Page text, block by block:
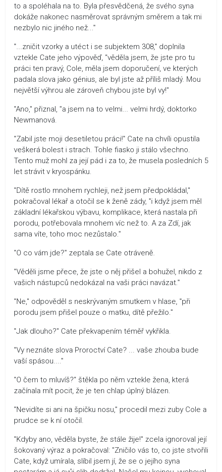
to a spoléhala na to. Byla přesvědčená, že svého syna
dokáže nakonec nasměrovat správným směrem a tak mi
nezbylo nic jiného než..."
"...zničit vzorky a utéct i se subjektem 308," doplnila
vztekle Cate jeho výpověď, "věděla jsem, že jste pro tu
práci ten pravý, Cole, měla jsem doporučení, ve kterých
padala slova jako génius, ale byl jste až příliš mladý. Mou
největší výhrou ale zároveň chybou jste byl vy!"
"Ano," přiznal, "a jsem na to velmi... velmi hrdý, doktorko
Newmanová.
"Zabil jste moji desetiletou práci!" Cate na chvíli opustila
veškerá bolest i strach. Tohle fiasko ji stálo všechno.
Tento muž mohl za její pád i za to, že musela posledních 5
let strávit v kryospánku.
"Dítě rostlo mnohem rychleji, než jsem předpokládal,"
pokračoval lékař a otočil se k ženě zády, "i když jsem měl
základní lékařskou výbavu, komplikace, která nastala při
porodu, potřebovala mnohem víc než to. A za Zdí, jak
sama víte, toho moc nezůstalo."
"O co vám jde?" zeptala se Cate otráveně.
"Věděli jsme přece, že jste o něj přišel a bohužel, nikdo z
vašich nástupců nedokázal na vaši práci navázat."
"Ne," odpověděl s neskrývaným smutkem v hlase, "při
porodu jsem přišel pouze o matku, dítě přežilo."
"Jak dlouho?" Cate překvapením téměř vykřikla.
"Vy neznáte slova Proroctví Cate? ... vaše zhouba bude
vaší spásou...."
"O čem to mluvíš?" štěkla po něm vztekle žena, která
začínala mít pocit, že je ten chlap úplný blázen.
"Nevidíte si ani na špičku nosu," procedil mezi zuby Cole a
prudce se k ní otočil.
"Kdyby ano, věděla byste, že stále žije!" zcela ignoroval její
šokovaný výraz a pokračoval: "Zničilo vás to, co jste stvořili
Cate, když umírala, slíbil jsem jí, že se o jejího syna